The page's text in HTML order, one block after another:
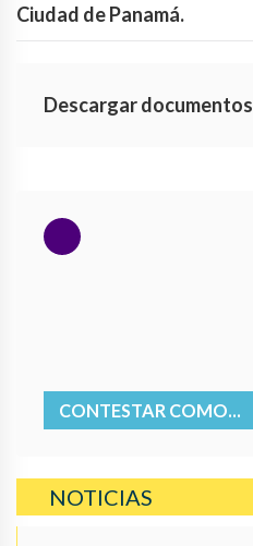
Ciudad de Panamá.
Descargar documentos
CONTESTAR COMO...
NOTICIAS